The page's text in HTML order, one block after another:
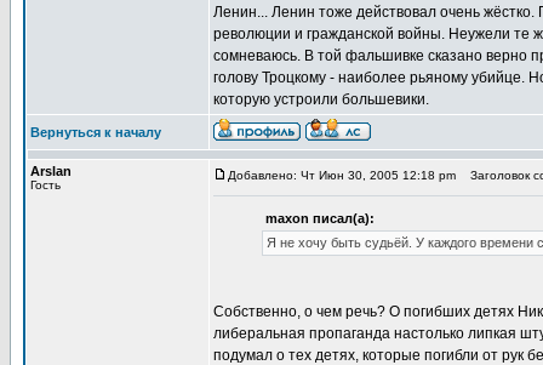
Ленин... Ленин тоже действовал очень
революции и гражданской войны. Неужели те
сомневаюсь. В той фальшивке сказано верно
голову Троцкому - наиболее рьяному убийце.
которую устроили большевики.
Вернуться к началу
Arslan
Гость
Добавлено: Чт Июн 30, 2005 12:18 pm Заголовок
maxon писал(а):
Я не хочу быть судьёй. У каждого времени
Собственно, о чем речь? О погибших детях
либеральная пропаганда настолько липкая
подумал о тех детях, которые погибли от рук